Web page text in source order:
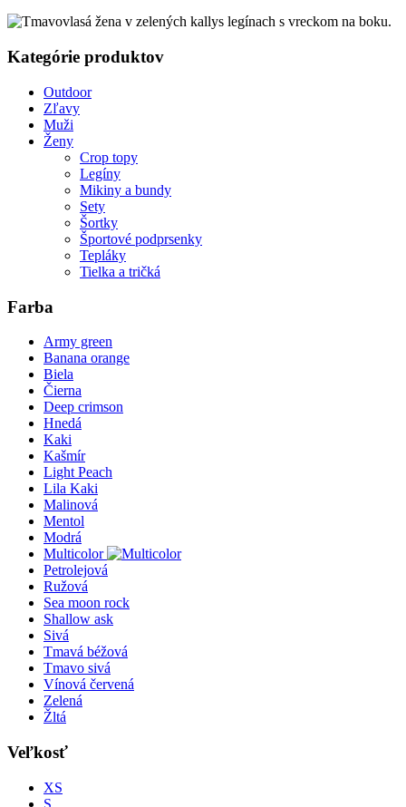
Kategórie produktov
Outdoor
Zľavy
Muži
Ženy
Crop topy
Legíny
Mikiny a bundy
Sety
Šortky
Športové podprsenky
Tepláky
Tielka a tričká
Farba
Army green
Banana orange
Biela
Čierna
Deep crimson
Hnedá
Kaki
Kašmír
Light Peach
Lila Kaki
Malinová
Mentol
Modrá
Multicolor
Petrolejová
Ružová
Sea moon rock
Shallow ask
Sivá
Tmavá béžová
Tmavo sivá
Vínová červená
Zelená
Žltá
Veľkosť
XS
S